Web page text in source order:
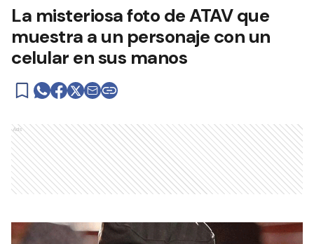
La misteriosa foto de ATAV que
muestra a un personaje con un
celular en sus manos
Ads